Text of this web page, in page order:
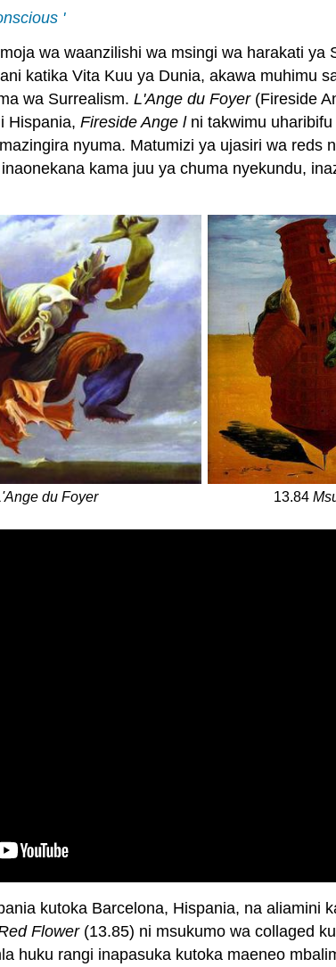
'
wa waanzilishi wa msingi wa harakati
katika Vita Kuu ya Dunia, akawa muhimu
wa Surrealism. L'Ange du Foyer(Fireside
Hispania, Fireside Ange lni takwimu uharibifu
nyuma. Matumizi ya ujasiri wa reds
kama juu ya chuma nyekundu,
du Foyer 13.84
kutoka Barcelona, Hispania, na aliamini
Flower(13.85) ni msukumo wa collaged
huku rangi inapasuka kutoka maeneo